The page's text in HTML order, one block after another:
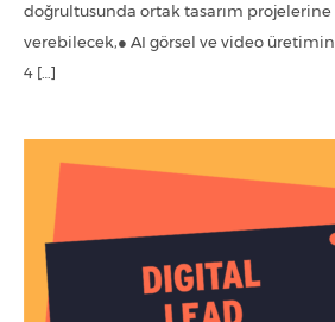
doğrultusunda ortak tasarım projelerine
verebilecek,● AI görsel ve video
4 […]